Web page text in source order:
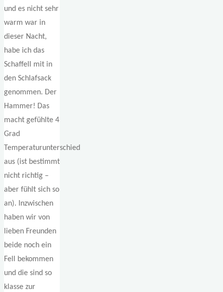
und es nicht sehr
warm war in
dieser Nacht,
habe ich das
Schaffell mit in
den Schlafsack
genommen. Der
Hammer! Das
macht gefühlte 4
Grad
Temperaturunterschied
aus (ist bestimmt
nicht richtig –
aber fühlt sich so
an). Inzwischen
haben wir von
lieben Freunden
beide noch ein
Fell bekommen
und die sind so
klasse zur